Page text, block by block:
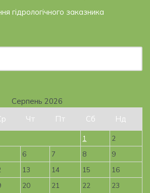
гідрологічного заказника
Серпень 2026
Чт Пт Сб Нд
1
2
6 7 8
9
13 14 15
16
20 21 22 23